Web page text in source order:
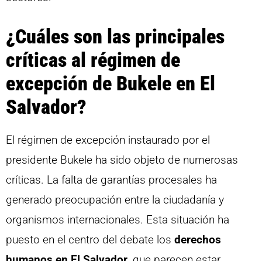
¿Cuáles son las principales
críticas al régimen de
excepción de Bukele en El
Salvador?
El régimen de excepción instaurado por el
presidente Bukele ha sido objeto de numerosas
críticas. La falta de garantías procesales ha
generado preocupación entre la ciudadanía y
organismos internacionales. Esta situación ha
puesto en el centro del debate los derechos